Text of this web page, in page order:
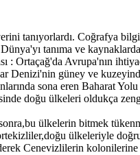
tanıyorlardı. Coğrafya
tanıma ve
: Ortaçağ'da Avrupa'nın
Denizi'nin güney ve
sona eren Baharat
doğu ülkeleri oldukça
ülkelerin bitmek
ülkeleriyle
Cenevizlilerin